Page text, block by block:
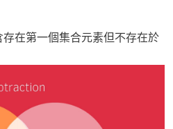
在第一個集合元素但不存在於